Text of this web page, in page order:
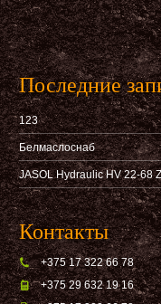
Последние
123
Белмаслоснаб
JASOL Hydraulic HV 22-68
Контакты
+375 17 322 66 78
+375 29 632 19 16